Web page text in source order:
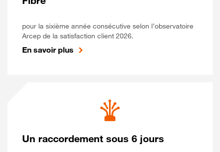
pour la sixième année consécutive selon l’observatoire
Arcep de la satisfaction client 2026.
En savoir plus
Un raccordement sous 6 jours